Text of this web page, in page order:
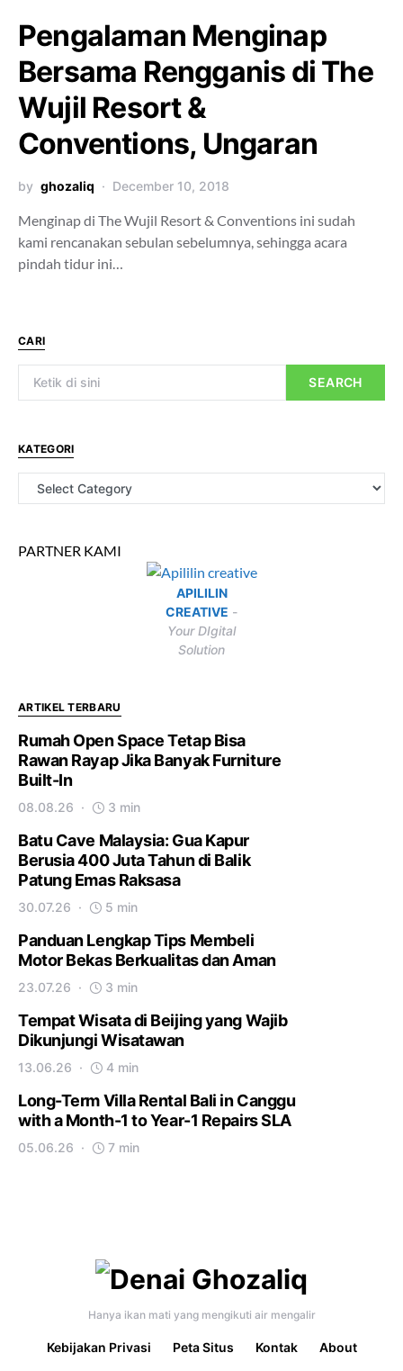
Pengalaman Menginap
Bersama Rengganis di The
Wujil Resort &
Conventions, Ungaran
by ghozaliq December 10, 2018
Menginap di The Wujil Resort & Conventions ini sudah
kami rencanakan sebulan sebelumnya, sehingga acara
pindah tidur ini…
CARI
SEARCH
KATEGORI
PARTNER KAMI
APILILIN
CREATIVE -
Your DIgital
Solution
ARTIKEL TERBARU
Rumah Open Space Tetap Bisa
Rawan Rayap Jika Banyak Furniture
Built-In
08.08.26 3 min
Batu Cave Malaysia: Gua Kapur
Berusia 400 Juta Tahun di Balik
Patung Emas Raksasa
30.07.26 5 min
Panduan Lengkap Tips Membeli
Motor Bekas Berkualitas dan Aman
23.07.26 3 min
Tempat Wisata di Beijing yang Wajib
Dikunjungi Wisatawan
13.06.26 4 min
Long-Term Villa Rental Bali in Canggu
with a Month-1 to Year-1 Repairs SLA
05.06.26 7 min
Hanya ikan mati yang mengikuti air mengalir
Kebijakan Privasi Peta Situs Kontak About